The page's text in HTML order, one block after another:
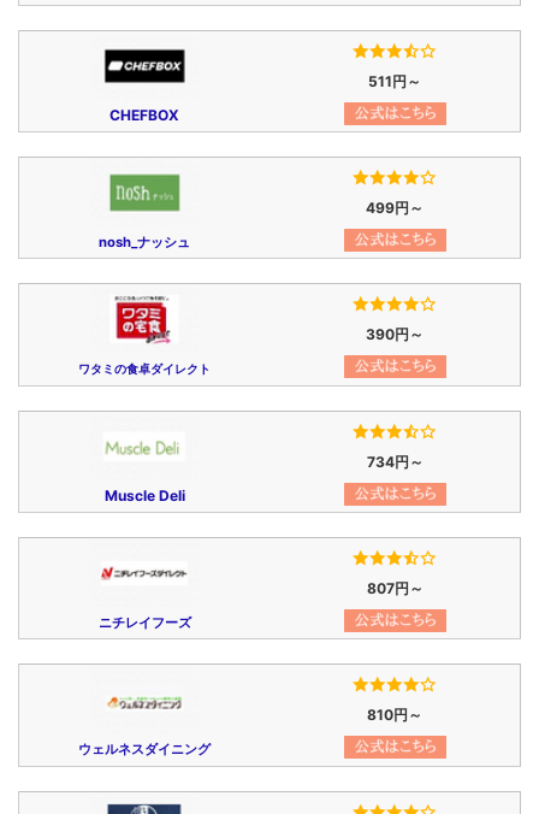
CHEFBOX
511円～
nosh_ナッシュ
499円～
ワタミの食卓ダイレクト
390円～
Muscle Deli
734円～
ニチレイフーズ
807円～
ウェルネスダイニング
810円～